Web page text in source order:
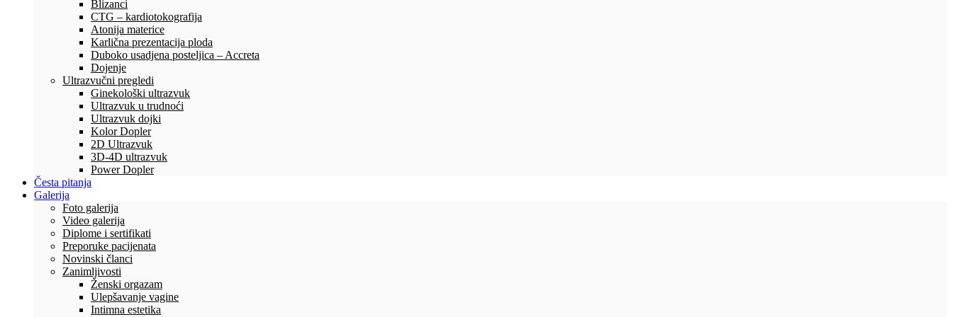
Blizanci
CTG – kardiotokografija
Atonija materice
Karlična prezentacija ploda
Duboko usadjena posteljica – Accreta
Dojenje
Ultrazvučni pregledi
Ginekološki ultrazvuk
Ultrazvuk u trudnoći
Ultrazvuk dojki
Kolor Dopler
2D Ultrazvuk
3D-4D ultrazvuk
Power Dopler
Česta pitanja
Galerija
Foto galerija
Video galerija
Diplome i sertifikati
Preporuke pacijenata
Novinski članci
Zanimljivosti
Ženski orgazam
Ulepšavanje vagine
Intimna estetika